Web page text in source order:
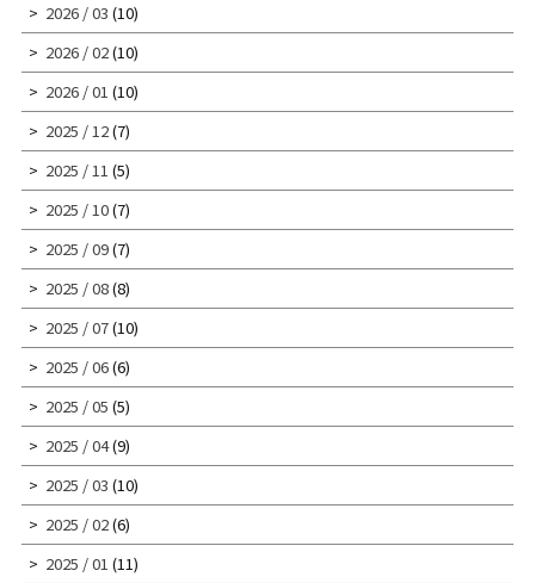
2026 / 03 (10)
2026 / 02(10)
2026 / 01 (10)
2025 / 12(7)
2025 / 11 (5)
2025 / 10(7)
2025 / 09(7)
2025 / 08(8)
2025 / 07(10)
2025 / 06(6)
2025 / 05 (5)
2025 / 04(9)
2025 / 03 (10)
2025 / 02(6)
2025 / 01 (11)